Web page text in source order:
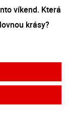
víkend. Která
krásy?